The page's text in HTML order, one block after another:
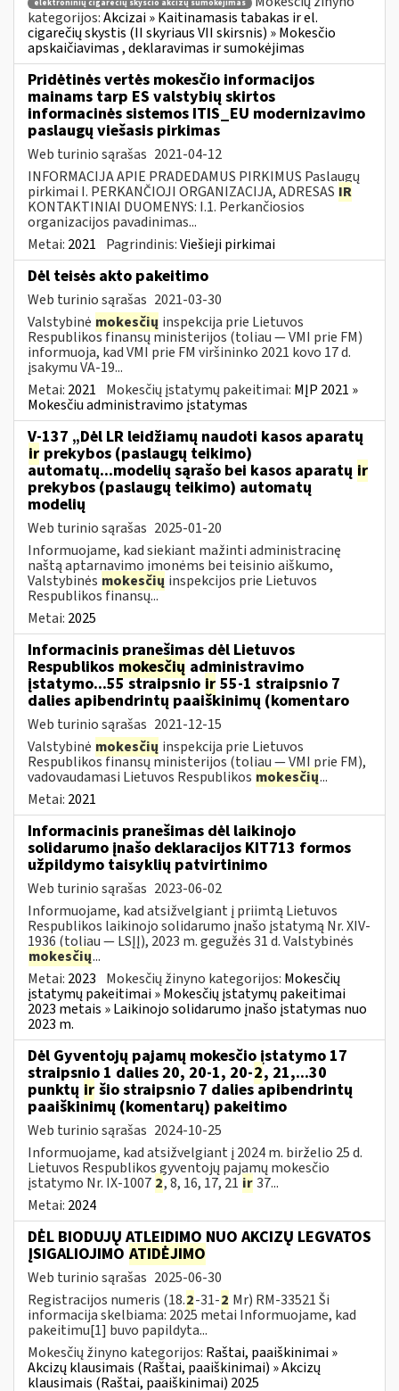
elektroninių cigarečių skysčio akcizų sumokėjimas
kategorijos:Akcizai » Kaitinamasis tabakas ir el.
cigarečių skystis (II skyriaus VII skirsnis) » Mokesčio
apskaičiavimas , deklaravimas ir sumokėjimas
Pridėtinės vertės mokesčio informacijos
mainams tarp ES valstybių skirtos
informacinės sistemos ITIS_EU modernizavimo
paslaugų viešasis pirkimas
Web turinio sąrašas 2021-04-12
INFORMACIJA APIE PRADEDAMUS PIRKIMUS Paslaugų
pirkimai I. PERKANČIOJI ORGANIZACIJA, ADRESAS IR
KONTAKTINIAI DUOMENYS: I.1. Perkančiosios
organizacijos pavadinimas...
Metai: 2021 Pagrindinis:Viešieji pirkimai
Dėl teisės akto pakeitimo
Web turinio sąrašas 2021-03-30
Valstybinė mokesčių inspekcija prie Lietuvos
Respublikos finansų ministerijos (toliau ― VMI prie FM)
informuoja, kad VMI prie FM viršininko 2021 kovo 17 d.
įsakymu VA-19...
Metai: 2021 Mokesčių įstatymų pakeitimai: MĮP 2021 »
Mokesčiu administravimo įstatymas
V-137 „Dėl LR leidžiamų naudoti kasos aparatų
ir prekybos (paslaugų teikimo)
automatų...modelių sąrašo bei kasos aparatų ir
prekybos (paslaugų teikimo) automatų
modelių
Web turinio sąrašas 2025-01-20
Informuojame, kad siekiant mažinti administracinę
naštą aptarnavimo įmonėms bei teisinio aiškumo,
Valstybinės mokesčių inspekcijos prie Lietuvos
Respublikos finansų...
Metai: 2025
Informacinis pranešimas dėl Lietuvos
Respublikos mokesčių administravimo
įstatymo...55 straipsnio ir 55-1 straipsnio 7
dalies apibendrintų paaiškinimų (komentaro
Web turinio sąrašas 2021-12-15
Valstybinė mokesčių inspekcija prie Lietuvos
Respublikos finansų ministerijos (toliau — VMI prie FM),
vadovaudamasi Lietuvos Respublikos mokesčių...
Metai: 2021
Informacinis pranešimas dėl laikinojo
solidarumo įnašo deklaracijos KIT713 formos
užpildymo taisyklių patvirtinimo
Web turinio sąrašas 2023-06-02
Informuojame, kad atsižvelgiant į priimtą Lietuvos
Respublikos laikinojo solidarumo įnašo įstatymą Nr. XIV-
1936 (toliau — LSĮĮ), 2023 m. gegužės 31 d. Valstybinės
mokesčių...
Metai: 2023 Mokesčių žinyno kategorijos: Mokesčių
įstatymų pakeitimai » Mokesčių įstatymų pakeitimai
2023 metais » Laikinojo solidarumo įnašo įstatymas nuo
2023 m.
Dėl Gyventojų pajamų mokesčio įstatymo 17
straipsnio 1 dalies 20, 20-1, 20-2, 21,...30
punktų ir šio straipsnio 7 dalies apibendrintų
paaiškinimų (komentarų) pakeitimo
Web turinio sąrašas 2024-10-25
Informuojame, kad atsižvelgiant į 2024 m. birželio 25 d.
Lietuvos Respublikos gyventojų pajamų mokesčio
įstatymo Nr. IX-1007 2, 8, 16, 17, 21 ir37...
Metai: 2024
DĖL BIODUJŲ ATLEIDIMO NUO AKCIZŲ LEGVATOS
ĮSIGALIOJIMO ATIDĖJIMO
Web turinio sąrašas 2025-06-30
Registracijos numeris (18.2-31-2 Mr) RM-33521 Ši
informacija skelbiama: 2025 metai Informuojame, kad
pakeitimu[1] buvo papildyta...
Mokesčių žinyno kategorijos: Raštai, paaiškinimai »
Akcizų klausimais (Raštai, paaiškinimai) » Akcizų
klausimais (Raštai, paaiškinimai) 2025